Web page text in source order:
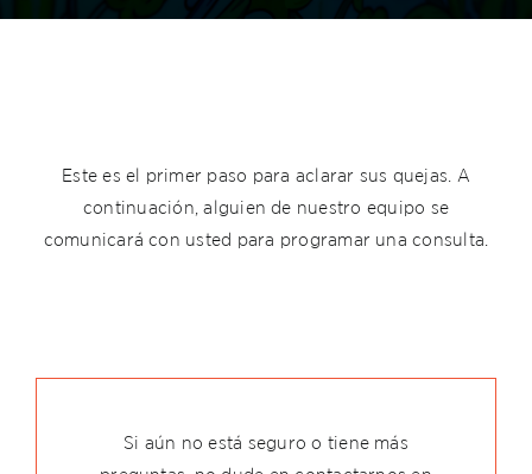
Este es el primer paso para aclarar sus quejas. A
continuación, alguien de nuestro equipo se
comunicará con usted para programar una consulta.
Si aún no está seguro o tiene más